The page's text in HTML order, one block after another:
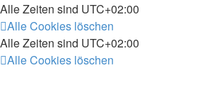
Alle Zeiten sind UTC+02:00
Alle Cookies löschen
Alle Zeiten sind UTC+02:00
Alle Cookies löschen